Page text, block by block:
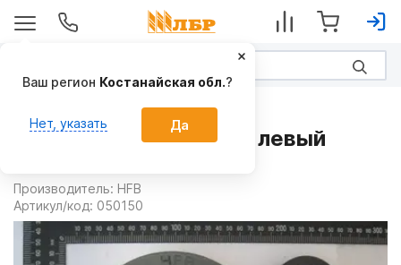
Подшипник в корпусе левый
Производитель: HFB
Артикул/код: 050150
Ваш регион Костанайская обл.?
Нет, указать Да